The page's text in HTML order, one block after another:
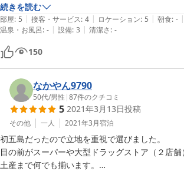
んに伺いましたが、おすすめどおり美味しいうえ
えに安い!最高でした!
素泊まりだったので食事は評価なしです。(お風
ったので評価なしです)
続きを読む
部屋: 5 | 接客・サービス: 4 | ロケーション: 5 | 朝食: - |
温泉・お風呂: - | 設備: 3 | 清潔さ: -
150
なかやん9790
50代/男性 |87件のクチコミ
5 2021年3月13日投稿
その他 一人 2021年3月宿泊
初五島だったので立地を重視で選びました。
目の前がスーパーや大型ドラッグストア（２店
土産まで何でも揃います。